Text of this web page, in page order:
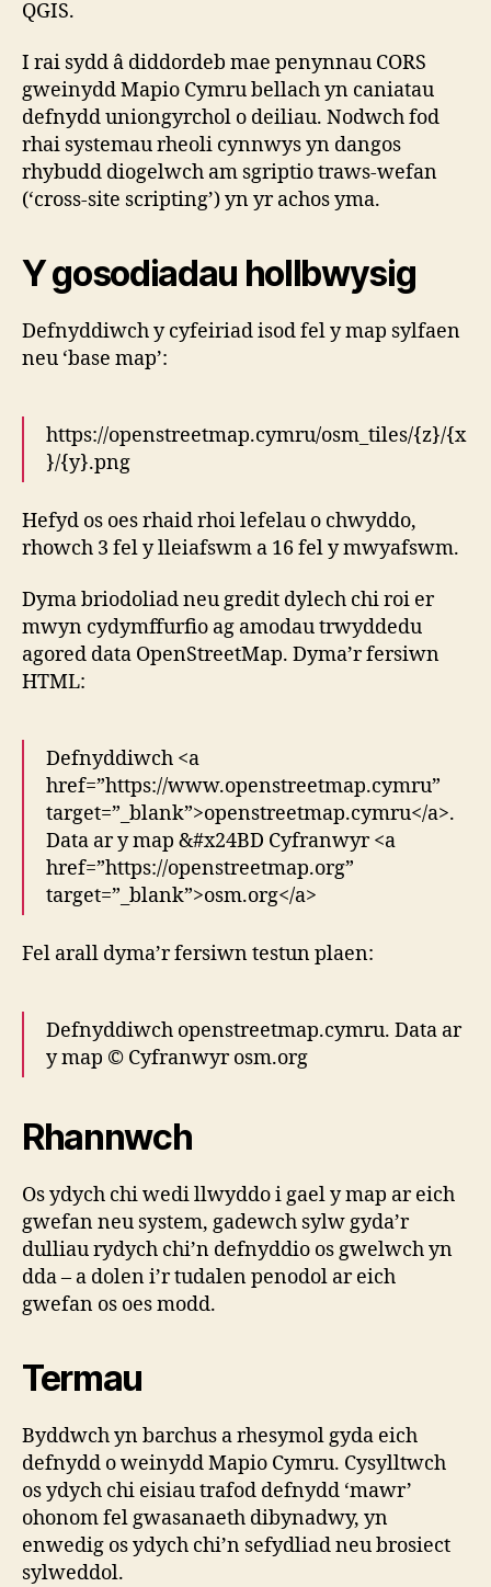
QGIS.
I rai sydd â diddordeb mae penynnau CORS
gweinydd Mapio Cymru bellach yn caniatau
defnydd uniongyrchol o deiliau. Nodwch fod
rhai systemau rheoli cynnwys yn dangos
rhybudd diogelwch am sgriptio traws-wefan
(‘cross-site scripting’) yn yr achos yma.
Y gosodiadau hollbwysig
Defnyddiwch y cyfeiriad isod fel y map sylfaen
neu ‘base map’:
https://openstreetmap.cymru/osm_tiles/{z}/{x
}/{y}.png
Hefyd os oes rhaid rhoi lefelau o chwyddo,
rhowch 3 fel y lleiafswm a 16 fel y mwyafswm.
Dyma briodoliad neu gredit dylech chi roi er
mwyn cydymffurfio ag amodau trwyddedu
agored data OpenStreetMap. Dyma’r fersiwn
HTML:
Defnyddiwch <a
href=”https://www.openstreetmap.cymru”
target=”_blank”>openstreetmap.cymru</a>.
Data ar y map &#x24BD Cyfranwyr <a
href=”https://openstreetmap.org”
target=”_blank”>osm.org</a>
Fel arall dyma’r fersiwn testun plaen:
Defnyddiwch openstreetmap.cymru. Data ar
y map © Cyfranwyr osm.org
Rhannwch
Os ydych chi wedi llwyddo i gael y map ar eich
gwefan neu system, gadewch sylw gyda’r
dulliau rydych chi’n defnyddio os gwelwch yn
dda – a dolen i’r tudalen penodol ar eich
gwefan os oes modd.
Termau
Byddwch yn barchus a rhesymol gyda eich
defnydd o weinydd Mapio Cymru. Cysylltwch
os ydych chi eisiau trafod defnydd ‘mawr’
ohonom fel gwasanaeth dibynadwy, yn
enwedig os ydych chi’n sefydliad neu brosiect
sylweddol.